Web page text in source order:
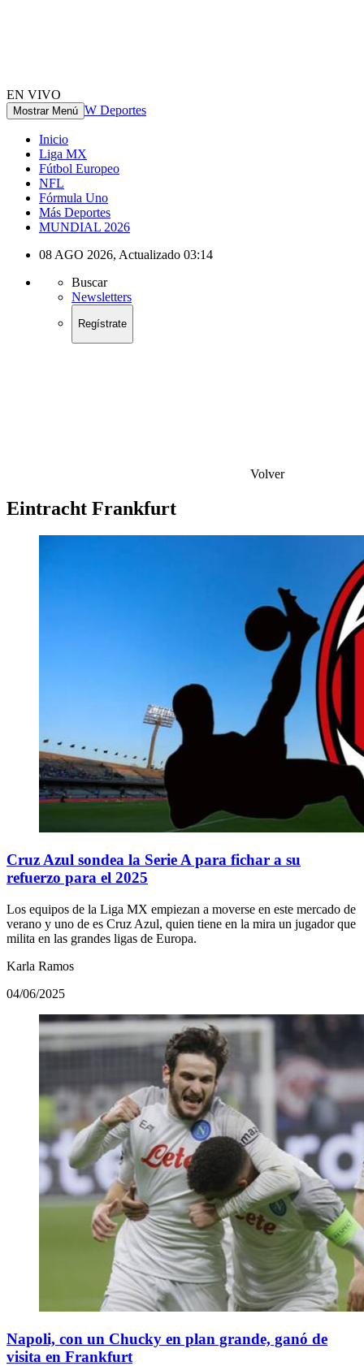
EN VIVO
Mostrar Menú W Deportes
Inicio
Liga MX
Fútbol Europeo
NFL
Fórmula Uno
Más Deportes
MUNDIAL 2026
08 AGO 2026, Actualizado 03:14
Buscar
Newsletters
Regístrate
Volver
Eintracht Frankfurt
Cruz Azul sondea la Serie A para fichar a su
refuerzo para el 2025
Los equipos de la Liga MX empiezan a moverse en este mercado de
verano y uno de es Cruz Azul, quien tiene en la mira un jugador que
milita en las grandes ligas de Europa.
Karla Ramos
04/06/2025
Napoli, con un Chucky en plan grande, ganó de
visita en Frankfurt